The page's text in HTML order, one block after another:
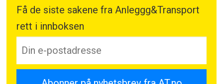
Få de siste sakene fra Anleggg&Transport
rett i innboksen